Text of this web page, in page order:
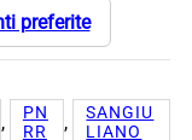
preferite
,
PN
RR
,
SANGIU
LIANO